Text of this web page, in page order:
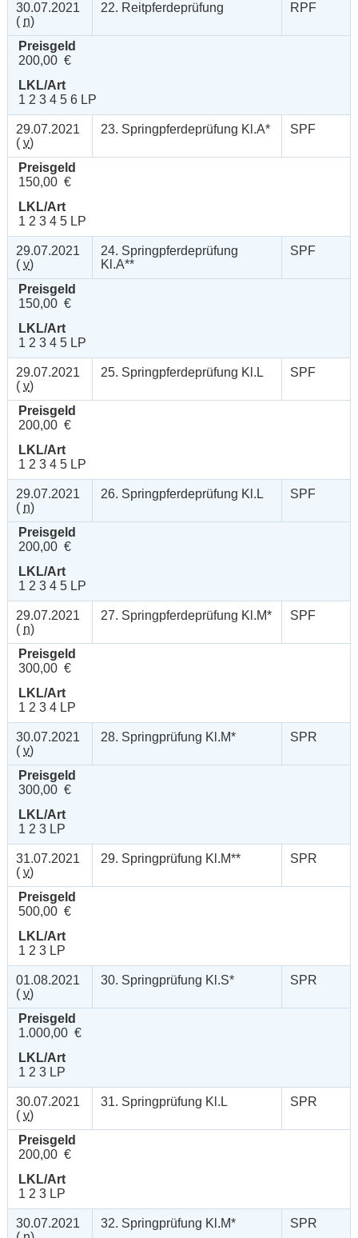
30.07.2021
( n)
22. Reitpferdeprüfung RPF
Preisgeld
200,00 €
LKL/Art
1 2 3 4 5 6 LP
29.07.2021
( v)
23. Springpferdeprüfung Kl.A* SPF
Preisgeld
150,00 €
LKL/Art
1 2 3 4 5 LP
29.07.2021
( v)
24. Springpferdeprüfung
Kl.A**
SPF
Preisgeld
150,00 €
LKL/Art
1 2 3 4 5 LP
29.07.2021
( v)
25. Springpferdeprüfung Kl.L SPF
Preisgeld
200,00 €
LKL/Art
1 2 3 4 5 LP
29.07.2021
( n)
26. Springpferdeprüfung Kl.L SPF
Preisgeld
200,00 €
LKL/Art
1 2 3 4 5 LP
29.07.2021
( n)
27. Springpferdeprüfung Kl.M* SPF
Preisgeld
300,00 €
LKL/Art
1 2 3 4 LP
30.07.2021
( v)
28. Springprüfung Kl.M* SPR
Preisgeld
300,00 €
LKL/Art
1 2 3 LP
31.07.2021
( v)
29. Springprüfung Kl.M** SPR
Preisgeld
500,00 €
LKL/Art
1 2 3 LP
01.08.2021
( v)
30. Springprüfung Kl.S* SPR
Preisgeld
1.000,00 €
LKL/Art
1 2 3 LP
30.07.2021
( v)
31. Springprüfung Kl.L SPR
Preisgeld
200,00 €
LKL/Art
1 2 3 LP
30.07.2021
32. Springprüfung Kl.M* SPR